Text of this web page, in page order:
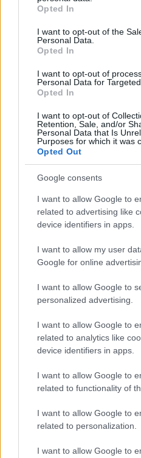
grant or deny consent to
use your data for below
consent section.
Opted In
I want to opt-out of the
Personal Data.
Opted In
I want to opt-out of
Personal Data for
Opted In
I want to opt-out of
Retention, Sale, and/or
Personal Data that Is
Purposes for which it was
Opted Out
Google consents
I want to allow Google to
related to advertising like
device identifiers in apps.
I want to allow my user
Google for online
I want to allow Google to
personalized advertising.
I want to allow Google to
related to analytics like
device identifiers in apps.
I want to allow Google to
related to functionality of
I want to allow Google to
related to personalization.
I want to allow Google to
AUTOR
Valentina Mariani,
colección de
estilo para
redacción
testimonia sus
personales y
Sigue leyendo